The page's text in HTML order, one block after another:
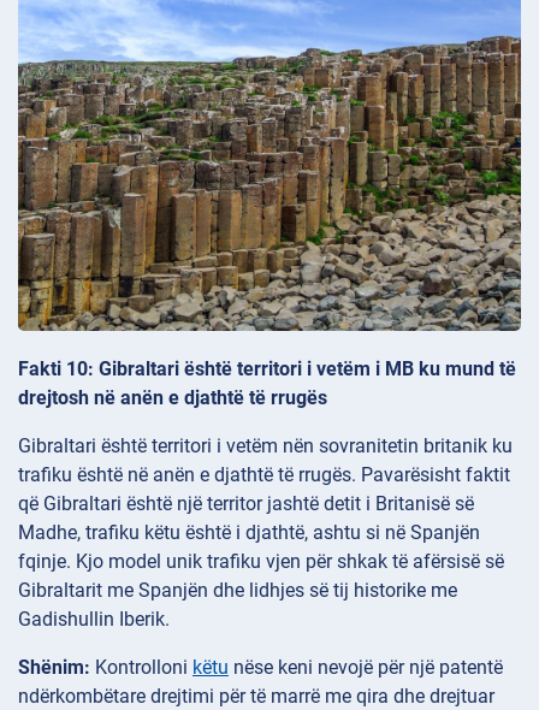
Fakti 10: Gibraltari është territori i vetëm i MB ku mund të
drejtosh në anën e djathtë të rrugës
Gibraltari është territori i vetëm nën sovranitetin britanik ku
trafiku është në anën e djathtë të rrugës. Pavarësisht faktit
që Gibraltari është një territor jashtë detit i Britanisë së
Madhe, trafiku këtu është i djathtë, ashtu si në Spanjën
fqinje. Kjo model unik trafiku vjen për shkak të afërsisë së
Gibraltarit me Spanjën dhe lidhjes së tij historike me
Gadishullin Iberik.
Shënim: Kontrolloni këtu nëse keni nevojë për një patentë
ndërkombëtare drejtimi për të marrë me qira dhe drejtuar